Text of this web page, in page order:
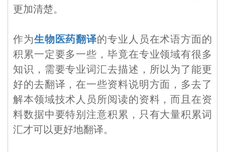
更加清楚。
作为生物医药翻译的专业人员在术语方面的
积累一定要多一些，毕竟在专业领域有很多
知识，需要专业词汇去描述，所以为了能更
好的去翻译，在一些资料说明方面，多去了
解本领域技术人员所阅读的资料，而且在资
料数据中要特别注意积累，只有大量积累词
汇才可以更好地翻译。